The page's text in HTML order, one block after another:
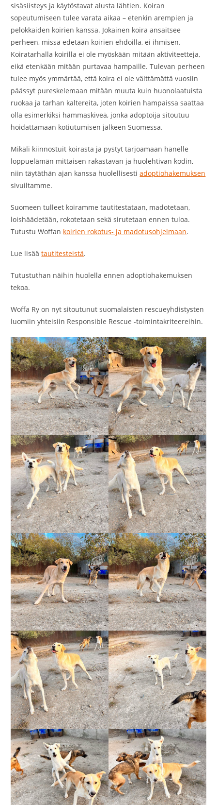
sisäsiisteys ja käytöstavat alusta lähtien. Koiran
sopeutumiseen tulee varata aikaa – etenkin arempien ja
pelokkaiden koirien kanssa. Jokainen koira ansaitsee
perheen, missä edetään koirien ehdoilla, ei ihmisen.
Koiratarhalla koirilla ei ole myöskään mitään aktiviteetteja,
eikä etenkään mitään purtavaa hampaille. Tulevan perheen
tulee myös ymmärtää, että koira ei ole välttämättä vuosiin
päässyt pureskelemaan mitään muuta kuin huonolaatuista
ruokaa ja tarhan kaltereita, joten koirien hampaissa saattaa
olla esimerkiksi hammaskiveä, jonka adoptoija sitoutuu
hoidattamaan kotiutumisen jälkeen Suomessa.
Mikäli kiinnostuit koirasta ja pystyt tarjoamaan hänelle
loppuelämän mittaisen rakastavan ja huolehtivan kodin,
niin täytäthän ajan kanssa huolellisestiadoptiohakemuksen
sivuiltamme.
Suomeen tulleet koiramme tautitestataan, madotetaan,
loishäädetään, rokotetaan sekä sirutetaan ennen tuloa.
Tutustu Woffan koirien rokotus- ja madotusohjelmaan.
Lue lisäätautitesteistä.
Tutustuthan näihin huolella ennen adoptiohakemuksen
tekoa.
Woffa Ry on nyt sitoutunut suomalaisten rescueyhdistysten
luomiin yhteisiin Responsible Rescue -toimintakriteereihin.